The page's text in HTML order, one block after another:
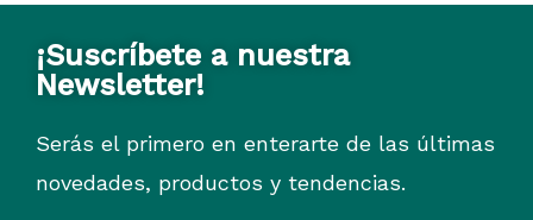
¡Suscríbete a nuestra
Newsletter!
Serás el primero en enterarte de las últimas
novedades, productos y tendencias.